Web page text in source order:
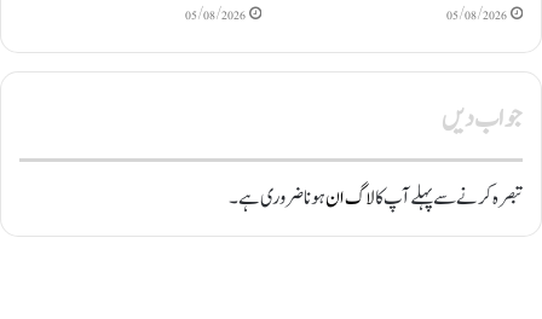
05/08/2026
05/08/2026
جواب دیں
تبصرہ کرنے سے پہلے آپ کالاگ انہونا ضروری ہے۔